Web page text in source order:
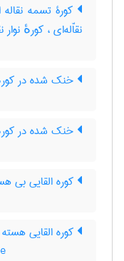
کورۀ تسمه
نقاّله‌ای ، کورهٔ نوار
خنک شده در
خنک شده در
کوره القایی بی
کوره القایی هسته